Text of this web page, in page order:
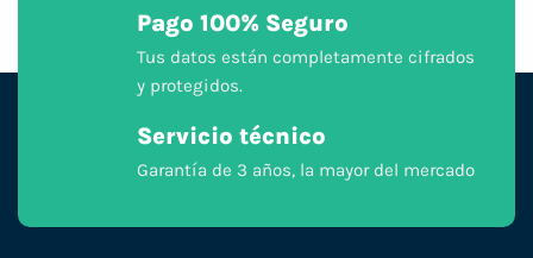
Pago 100% Seguro
Tus datos están completamente cifrados
y protegidos.
Servicio técnico
Garantía de 3 años, la mayor del mercado